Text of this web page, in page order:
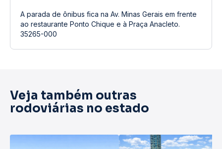
A parada de ônibus fica na Av. Minas Gerais em frente
ao restaurante Ponto Chique e à Praça Anacleto.
35265-000
Veja também outras
rodoviárias no estado